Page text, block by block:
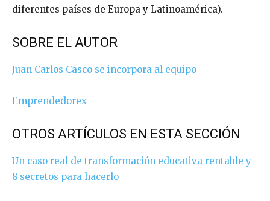
diferentes países de Europa y Latinoamérica).
SOBRE EL AUTOR
Juan Carlos Casco se incorpora al equipo
Emprendedorex
OTROS ARTÍCULOS EN ESTA SECCIÓN
Un caso real de transformación educativa rentable y
8 secretos para hacerlo